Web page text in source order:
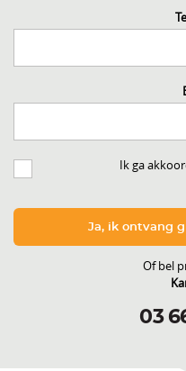
Ik ga
Ja, ik ontvang
Of bel
03